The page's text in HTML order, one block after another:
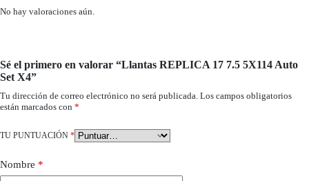
No hay valoraciones aún.
Sé el primero en valorar “Llantas REPLICA 17 7.5 5X114 Auto
Set X4”
Tu dirección de correo electrónico no será publicada. Los campos obligatorios
están marcados con *
TU PUNTUACIÓN *
Nombre *